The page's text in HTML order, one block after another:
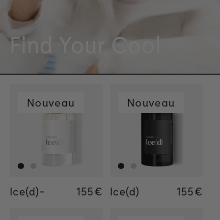
Find Your Cool
Nouveau
Ice(d)- Regular price
155€
Regular price
155€
Regular price
34€
Nouveau
Ice(d) 155€
155€
34€